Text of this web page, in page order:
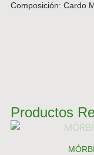
Composición: Cardo
Productos